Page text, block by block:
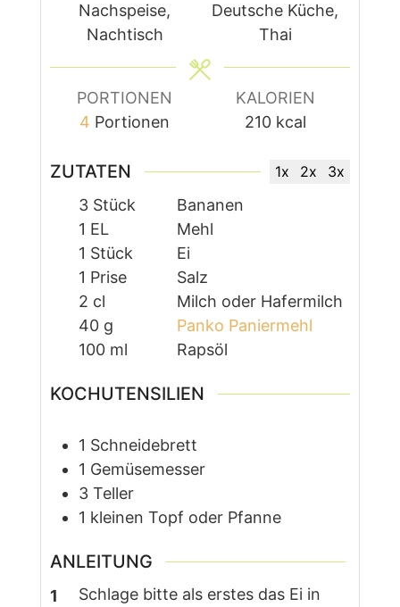
Nachspeise,
Nachtisch
Deutsche Küche,
Thai
PORTIONEN
4 Portionen
KALORIEN
210 kcal
ZUTATEN 1x 2x 3x
3 Stück
Bananen
1 EL
Mehl
1 Stück
Ei
1 Prise
Salz
2 cl
Milch oder Hafermilch
40 g
Panko Paniermehl
100 ml Rapsöl
KOCHUTENSILIEN
1 Schneidebrett
1 Gemüsemesser
3 Teller
1 kleinen Topf oder Pfanne
ANLEITUNG
Schlage bitte als erstes das Ei in